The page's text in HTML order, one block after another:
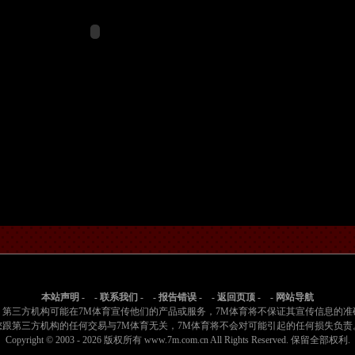
本站声明 - - 联系我们 - - 报告错误 - - 返回页顶 - - 网站导航
第三方机构可能在7M体育宣传他们的产品或服务，7M体育将不保证其宣传信息的准
跟第三方机构的任何交易与7M体育无关，7M体育将不会对可能引起的任何损失负责
Copyright © 2003 - 2026 版权所有 www.7m.com.cn All Rights Reserved. 保留全部权利.